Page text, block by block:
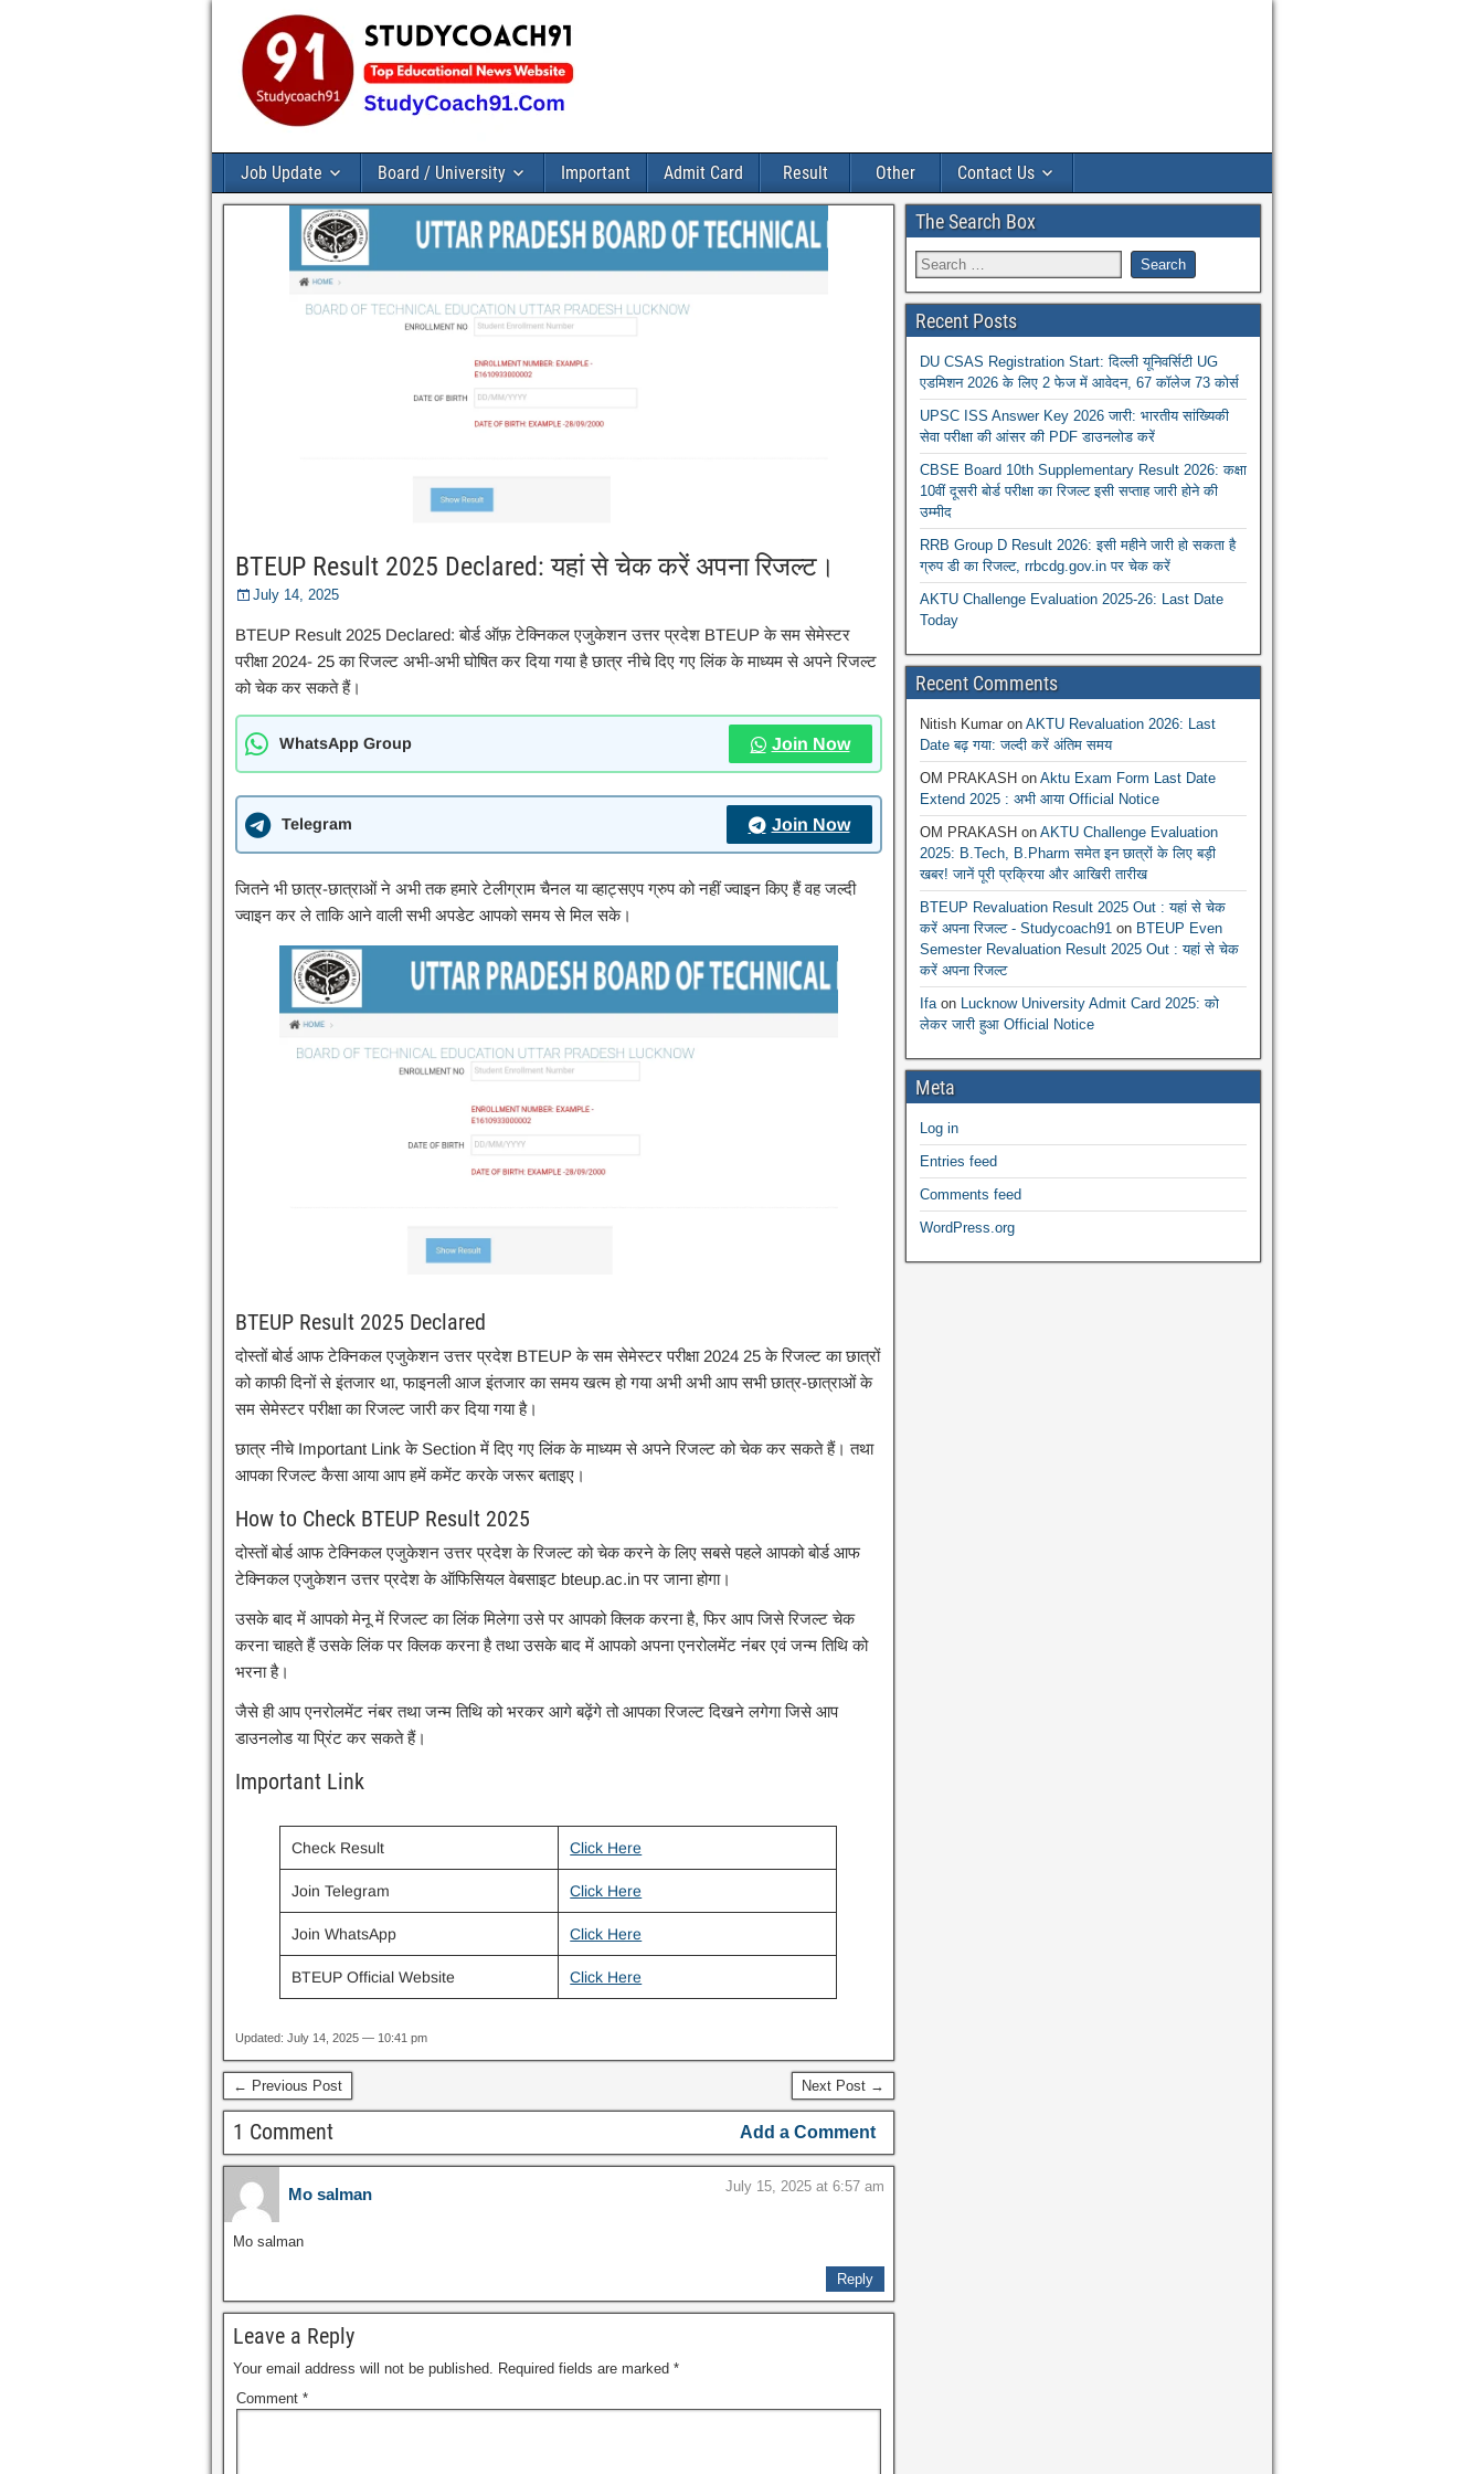
Job Update Board / University Important Admit Card Result Other Contact Us
BTEUP Result 2025 Declared: यहां से चेक करें अपना रिजल्ट।
July 14, 2025
BTEUP Result 2025 Declared: बोर्ड ऑफ़ टेक्निकल एजुकेशन उत्तर प्रदेश BTEUP के सम सेमेस्टर
परीक्षा 2024- 25 का रिजल्ट अभी-अभी घोषित कर दिया गया है छात्र नीचे दिए गए लिंक के माध्यम से अपने रिजल्ट
को चेक कर सकते हैं।
WhatsApp Group Join Now
Telegram Join Now
जितने भी छात्र-छात्राओं ने अभी तक हमारे टेलीग्राम चैनल या व्हाट्सएप ग्रुप को नहीं ज्वाइन किए हैं वह जल्दी
ज्वाइन कर ले ताकि आने वाली सभी अपडेट आपको समय से मिल सके।
BTEUP Result 2025 Declared
दोस्तों बोर्ड आफ टेक्निकल एजुकेशन उत्तर प्रदेश BTEUP के सम सेमेस्टर परीक्षा 2024 25 के रिजल्ट का छात्रों
को काफी दिनों से इंतजार था, फाइनली आज इंतजार का समय खत्म हो गया अभी अभी आप सभी छात्र-छात्राओं के
सम सेमेस्टर परीक्षा का रिजल्ट जारी कर दिया गया है।
छात्र नीचे Important Link के Section में दिए गए लिंक के माध्यम से अपने रिजल्ट को चेक कर सकते हैं। तथा
आपका रिजल्ट कैसा आया आप हमें कमेंट करके जरूर बताइए।
How to Check BTEUP Result 2025
दोस्तों बोर्ड आफ टेक्निकल एजुकेशन उत्तर प्रदेश के रिजल्ट को चेक करने के लिए सबसे पहले आपको बोर्ड आफ
टेक्निकल एजुकेशन उत्तर प्रदेश के ऑफिसियल वेबसाइट bteup.ac.in पर जाना होगा।
उसके बाद में आपको मेनू में रिजल्ट का लिंक मिलेगा उसे पर आपको क्लिक करना है, फिर आप जिसे रिजल्ट चेक
करना चाहते हैं उसके लिंक पर क्लिक करना है तथा उसके बाद में आपको अपना एनरोलमेंट नंबर एवं जन्म तिथि को
भरना है।
जैसे ही आप एनरोलमेंट नंबर तथा जन्म तिथि को भरकर आगे बढ़ेंगे तो आपका रिजल्ट दिखने लगेगा जिसे आप
डाउनलोड या प्रिंट कर सकते हैं।
Important Link
Check Result Click Here
Join Telegram Click Here
Join WhatsApp Click Here
BTEUP Official Website Click Here
Updated: July 14, 2025 — 10:41 pm
← Previous Post Next Post →
1 Comment Add a Comment
Mo salman July 15, 2025 at 6:57 am
Mo salman
Reply
Leave a Reply
Your email address will not be published. Required fields are marked *
Comment *
The Search Box
Recent Posts
DU CSAS Registration Start: दिल्ली यूनिवर्सिटी UG
एडमिशन 2026 के लिए 2 फेज में आवेदन, 67 कॉलेज 73 कोर्स
UPSC ISS Answer Key 2026 जारी: भारतीय सांख्यिकी
सेवा परीक्षा की आंसर की PDF डाउनलोड करें
CBSE Board 10th Supplementary Result 2026: कक्षा
10वीं दूसरी बोर्ड परीक्षा का रिजल्ट इसी सप्ताह जारी होने की
उम्मीद
RRB Group D Result 2026: इसी महीने जारी हो सकता है
ग्रुप डी का रिजल्ट, rrbcdg.gov.in पर चेक करें
AKTU Challenge Evaluation 2025-26: Last Date
Today
Recent Comments
Nitish Kumaron AKTU Revaluation 2026: Last
Date बढ़ गया: जल्दी करें अंतिम समय
OM PRAKASH on Aktu Exam Form Last Date
Extend 2025 : अभी आया Official Notice
OM PRAKASH on AKTU Challenge Evaluation
2025: B.Tech, B.Pharm समेत इन छात्रों के लिए बड़ी
खबर! जानें पूरी प्रक्रिया और आखिरी तारीख
BTEUP Revaluation Result 2025 Out : यहां से चेक
करें अपना रिजल्ट - Studycoach91on BTEUP Even
Semester Revaluation Result 2025 Out : यहां से चेक
करें अपना रिजल्ट
Ifaon Lucknow University Admit Card 2025: को
लेकर जारी हुआ Official Notice
Meta
Log in
Entries feed
Comments feed
WordPress.org